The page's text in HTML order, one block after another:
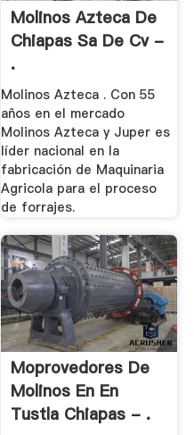
Molinos Azteca De
Chiapas Sa De Cv -
.
Molinos Azteca . Con 55
años en el mercado
Molinos Azteca y Juper es
líder nacional en la
fabricación de Maquinaria
Agricola para el proceso
de forrajes.
Moprovedores De
Molinos En En
Tustla Chiapas - .